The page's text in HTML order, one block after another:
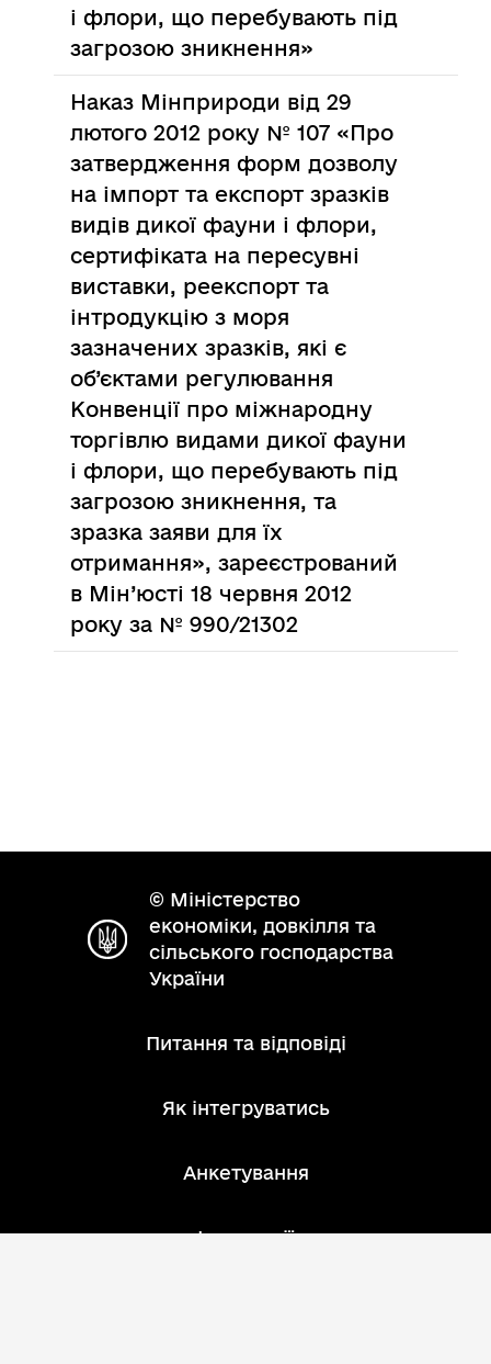
і флори, що перебувають під
загрозою зникнення»
Наказ Мінприроди від 29
лютого 2012 року № 107 «Про
затвердження форм дозволу
на імпорт та експорт зразків
видів дикої фауни і флори,
сертифіката на пересувні
виставки, реекспорт та
інтродукцію з моря
зазначених зразків, які є
об’єктами регулювання
Конвенції про міжнародну
торгівлю видами дикої фауни
і флори, що перебувають під
загрозою зникнення, та
зразка заяви для їх
отримання», зареєстрований
в Мін’юсті 18 червня 2012
року за № 990/21302
© Міністерство
економіки, довкілля та
сільського господарства
України
Питання та відповіді
Як інтегруватись
Анкетування
Інструкції